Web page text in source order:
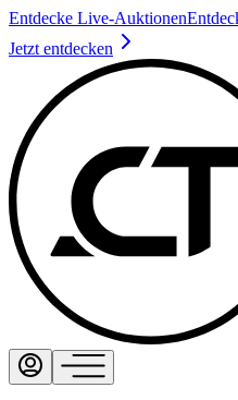
Entdecke Live-Auktionen
Jetzt entdecken